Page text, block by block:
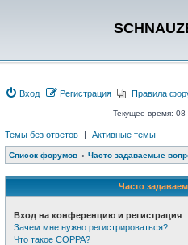
Вход Регистрация Правила
Текущее время: 08
Темы без ответов | Активные темы
Список форумов Часто задаваемые
Часто
Вход на конференцию и регистрация
Зачем мне нужно регистрироваться?
Что такое COPPA?